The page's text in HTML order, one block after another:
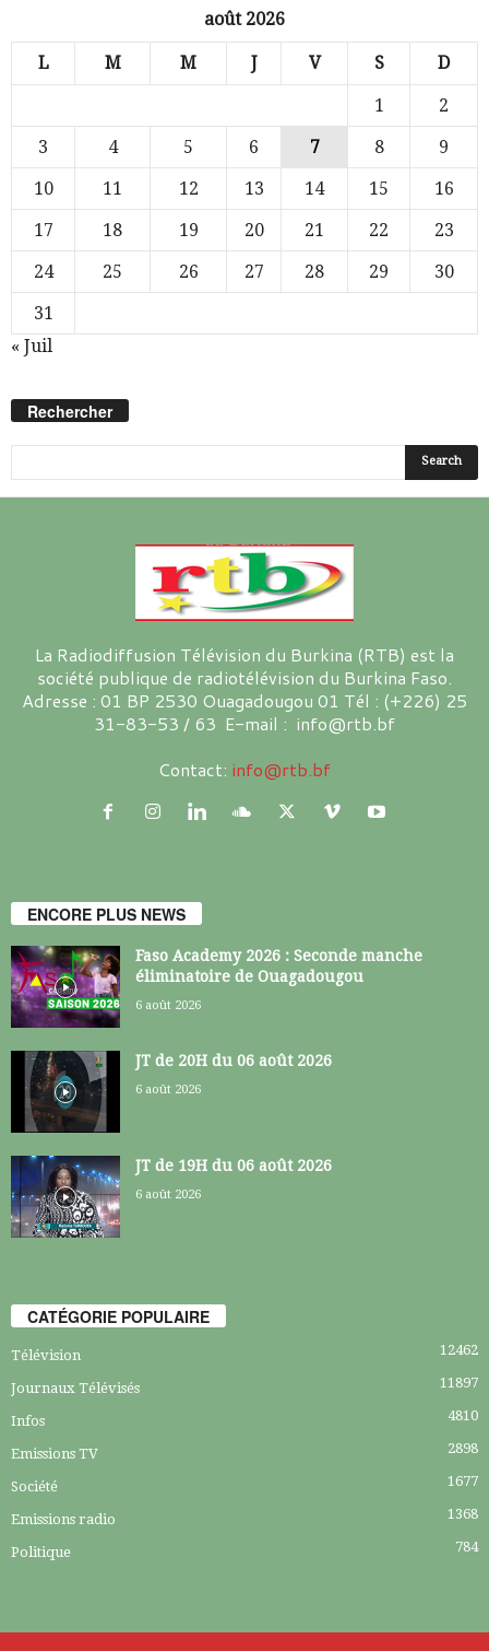
août 2026
L M M J V S D
1
2
3
4 5 6 7 8
9
10
11 12 13 14 15
16
17
18 19 20 21 22
23
24
25 26 27 28 29
30
31
« Juil
Rechercher
La Radiodiffusion Télévision du Burkina (RTB) est la
société publique de radiotélévision du Burkina Faso.
Adresse : 01 BP 2530 Ouagadougou 01 Tél : (+226) 25
31-83-53 / 63 E-mail : info@rtb.bf
Contact: info@rtb.bf
ENCORE PLUS NEWS
Faso Academy 2026 : Seconde manche
éliminatoire de Ouagadougou
6 août 2026
JT de 20H du 06 août 2026
6 août 2026
JT de 19H du 06 août 2026
6 août 2026
CATÉGORIE POPULAIRE
Télévision 12462
Journaux Télévisés 11897
Infos 4810
Emissions TV 2898
Société 1677
Emissions radio 1368
Politique 784